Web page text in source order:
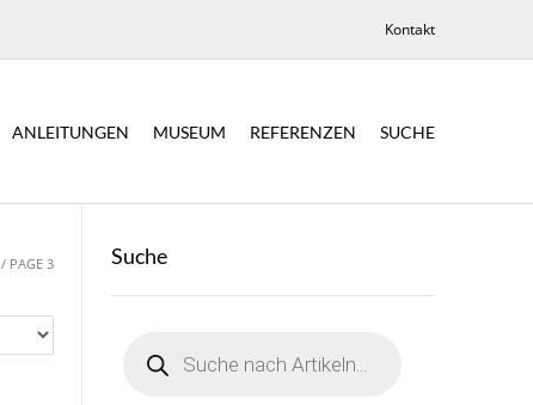
Kontakt
ANLEITUNGEN MUSEUM REFERENZEN SUCHE
/ PAGE 3 Suche
search